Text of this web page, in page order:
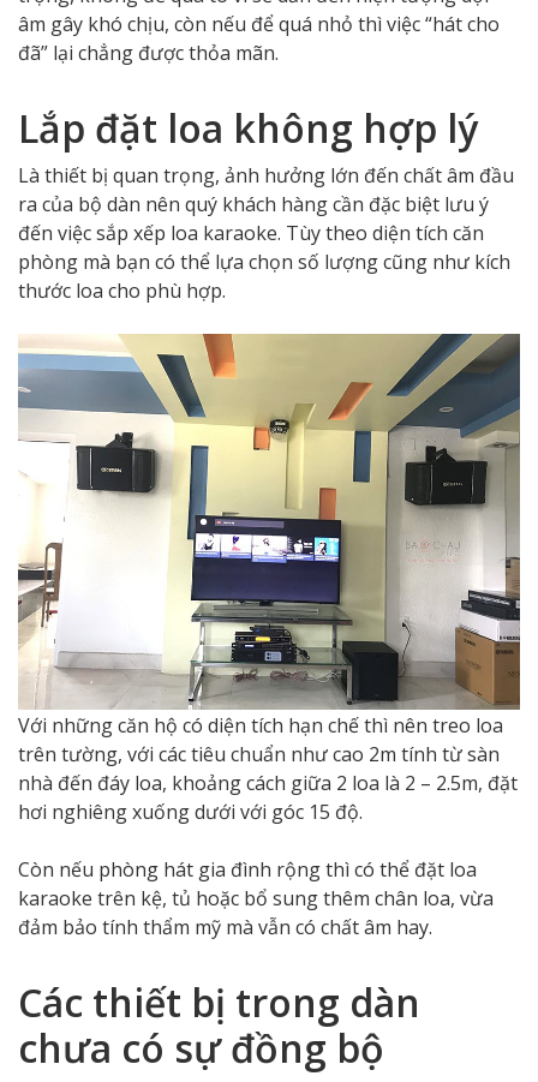
âm gây khó chịu, còn nếu để quá nhỏ thì việc “hát cho
đã” lại chẳng được thỏa mãn.
Lắp đặt loa không hợp lý
Là thiết bị quan trọng, ảnh hưởng lớn đến chất âm đầu
ra của bộ dàn nên quý khách hàng cần đặc biệt lưu ý
đến việc sắp xếp loa karaoke. Tùy theo diện tích căn
phòng mà bạn có thể lựa chọn số lượng cũng như kích
thước loa cho phù hợp.
Với những căn hộ có diện tích hạn chế thì nên treo loa
trên tường, với các tiêu chuẩn như cao 2m tính từ sàn
nhà đến đáy loa, khoảng cách giữa 2 loa là 2 – 2.5m, đặt
hơi nghiêng xuống dưới với góc 15 độ.
Còn nếu phòng hát gia đình rộng thì có thể đặt loa
karaoke trên kệ, tủ hoặc bổ sung thêm chân loa, vừa
đảm bảo tính thẩm mỹ mà vẫn có chất âm hay.
Các thiết bị trong dàn
chưa có sự đồng bộ